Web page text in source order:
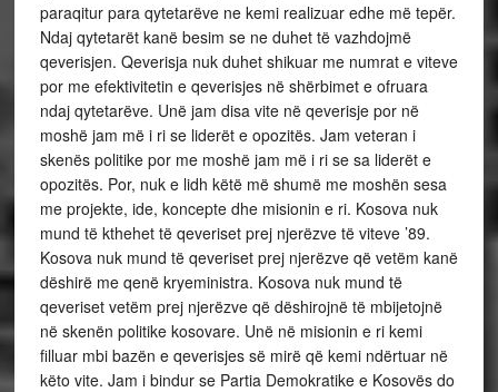
paraqitur para qytetarëve ne kemi realizuar edhe më tepër.
Ndaj qytetarët kanë besim se ne duhet të vazhdojmë
qeverisjen. Qeverisja nuk duhet shikuar me numrat e viteve
por me efektivitetin e qeverisjes në shërbimet e ofruara
ndaj qytetarëve. Unë jam disa vite në qeverisje por në
moshë jam më i ri se liderët e opozitës. Jam veteran i
skenës politike por me moshë jam më i ri se sa liderët e
opozitës. Por, nuk e lidh këtë më shumë me moshën sesa
me projekte, ide, koncepte dhe misionin e ri. Kosova nuk
mund të kthehet të qeveriset prej njerëzve të viteve ’89.
Kosova nuk mund të qeveriset prej njerëzve që vetëm kanë
dëshirë me qenë kryeministra. Kosova nuk mund të
qeveriset vetëm prej njerëzve që dëshirojnë të mbijetojnë
në skenën politike kosovare. Unë në misionin e ri kemi
filluar mbi bazën e qeverisjes së mirë që kemi ndërtuar në
këto vite. Jam i bindur se Partia Demokratike e Kosovës do